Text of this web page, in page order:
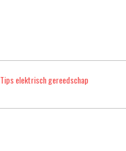
Tips elektrisch gereedschap